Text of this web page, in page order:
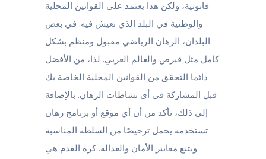
قانونية، ولكن هذا يعتمد على القوانين المحلية
والوطنية في البلد الذي تعيش فيه. في بعض
البلدان، الرهان الرياضي مقبول ومنظم بشكل
كامل مثل قبرص والعالم العربي. لذا، من الأفضل
دائما التحقق من القوانين المحلية الخاصة بك
قبل المشاركة في أي نشاطات الرهان. بالإضافة
إلى ذلك، تأكد من أن أي موقع أو برنامج رهان
تستخدمه يحمل ترخيصًا من السلطة المناسبة
ويتبع معايير الأمان والعدالة. كرة القدم هي